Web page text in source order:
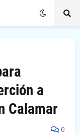
a
Calamar
0